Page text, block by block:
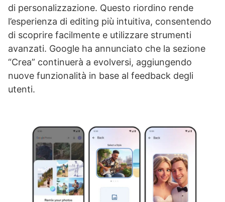
di personalizzazione. Questo riordino rende
l’esperienza di editing più intuitiva, consentendo
di scoprire facilmente e utilizzare strumenti
avanzati. Google ha annunciato che la sezione
“Crea” continuerà a evolversi, aggiungendo
nuove funzionalità in base al feedback degli
utenti.